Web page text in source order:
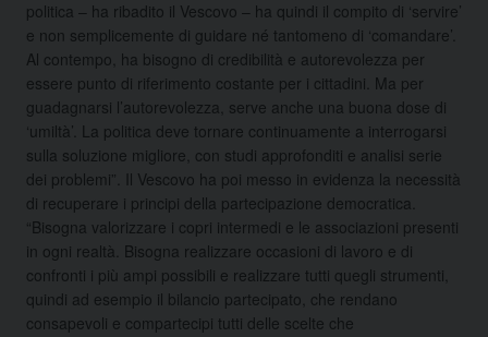
politica – ha ribadito il Vescovo – ha quindi il compito di ‘servire’
e non semplicemente di guidare né tantomeno di ‘comandare’.
Al contempo, ha bisogno di credibilità e autorevolezza per
essere punto di riferimento costante per i cittadini. Ma per
guadagnarsi l’autorevolezza, serve anche una buona dose di
‘umiltà’. La politica deve tornare continuamente a interrogarsi
sulla soluzione migliore, con studi approfonditi e analisi serie
dei problemi”. Il Vescovo ha poi messo in evidenza la necessità
di recuperare i principi della partecipazione democratica.
“Bisogna valorizzare i copri intermedi e le associazioni presenti
in ogni realtà. Bisogna realizzare occasioni di lavoro e di
confronti i più ampi possibili e realizzare tutti quegli strumenti,
quindi ad esempio il bilancio partecipato, che rendano
consapevoli e compartecipi tutti delle scelte che